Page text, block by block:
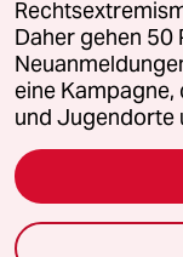
Feedback
Leitlinie
Seitenwende
Daher gehen 50
eine
und Jugendorte